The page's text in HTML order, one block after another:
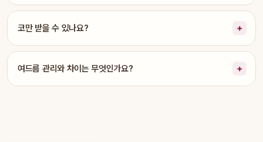
코만 받을 수 있나요?
여드름 관리와 차이는 무엇인가요?